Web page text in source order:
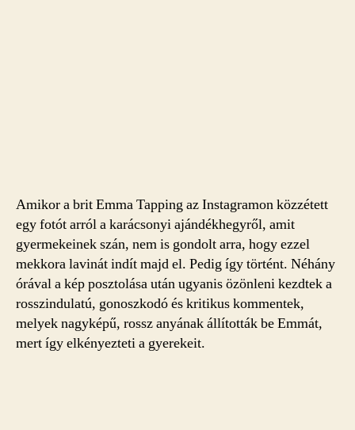
Amikor a brit Emma Tapping az Instagramon közzétett
egy fotót arról a karácsonyi ajándékhegyről, amit
gyermekeinek szán, nem is gondolt arra, hogy ezzel
mekkora lavinát indít majd el. Pedig így történt. Néhány
órával a kép posztolása után ugyanis özönleni kezdtek a
rosszindulatú, gonoszkodó és kritikus kommentek,
melyek nagyképű, rossz anyának állították be Emmát,
mert így elkényezteti a gyerekeit.